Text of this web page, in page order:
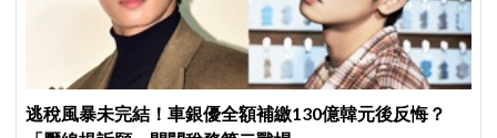
逃稅風暴未完結！車銀優全額補繳130億韓元後反悔？